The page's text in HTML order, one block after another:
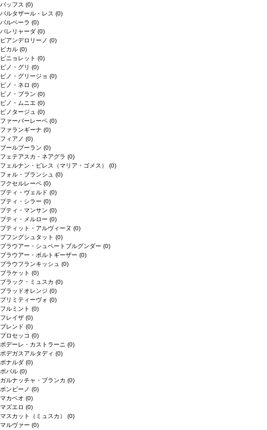
バッフス (0)
バルタザール・レス (0)
バルベーラ (0)
パレリャーダ (0)
ピアンデロリーノ (0)
ビカル (0)
ピニョレット (0)
ピノ・グリ (0)
ピノ・グリージョ (0)
ピノ・ネロ (0)
ピノ・ブラン (0)
ピノ・ムニエ (0)
ピノタージュ (0)
ファーバーレーベ (0)
ファランギーナ (0)
フィアノ (0)
ブールブーラン (0)
フェテアスカ・ネアグラ (0)
フェルナン・ピレス（マリア・ゴメス） (0)
フォル・ブランシュ (0)
フクセルレーベ (0)
プティ・ヴェルド (0)
プティ・シラー (0)
プティ・マンサン (0)
プティ・メルロー (0)
プティット・アルヴィーヌ (0)
プフングシュタット (0)
ブラウアー・シュペートブルグンダー (0)
ブラウアー・ポルトギーザー (0)
ブラウフランキッシュ (0)
ブラケット (0)
ブラック・ミュスカ (0)
ブラッドオレンジ (0)
プリミティーヴォ (0)
フルミント (0)
フレイザ (0)
ブレンド (0)
プロセッコ (0)
ポデーレ・カストラーニ (0)
ボデガスアルタディ (0)
ボナルダ (0)
ボバル (0)
ガルナッチャ・ブランカ (0)
ボンビーノ (0)
マカベオ (0)
マズエロ (0)
マスカット（ミュスカ） (0)
マルヴァー (0)